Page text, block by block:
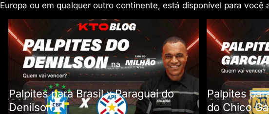
Europa ou em qualquer outro continente, está disponível para você
Palpites para Brasil x Paraguai do
Denilson
Palpites
do Chico